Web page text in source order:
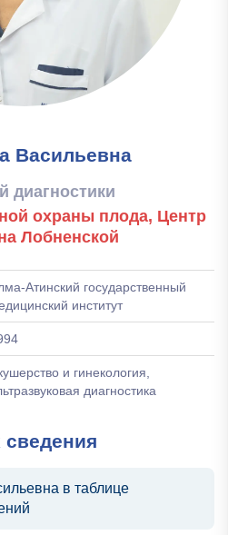
Васильевна
диагностики
охраны плода, Центр
Лобненской
Атинский государственный
институт
и гинекология,
диагностика
в таблице